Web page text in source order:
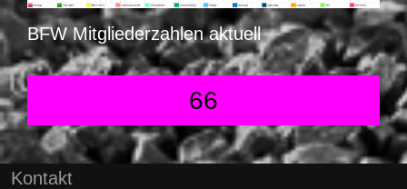
BFW Mitgliederzahlen aktuell
66
Kontakt